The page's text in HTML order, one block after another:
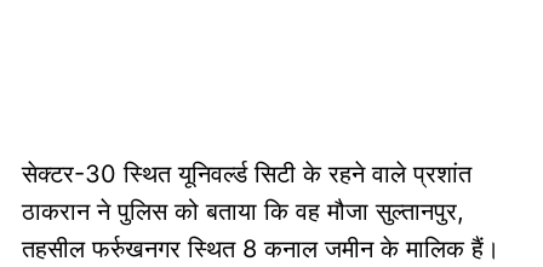
सेक्टर-30 स्थित यूनिवर्ल्ड सिटी के रहने वाले प्रशांत
ठाकरान ने पुलिस को बताया कि वह मौजा सुल्तानपुर,
तहसील फर्रुखनगर स्थित 8 कनाल जमीन के मालिक हैं।